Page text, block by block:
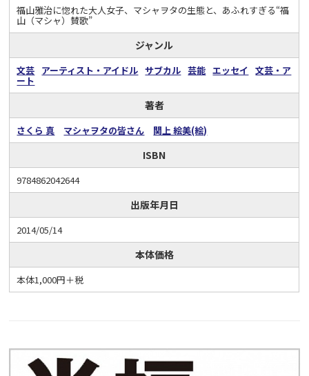
福山雅治に惚れた大人女子、マシャヲタの生態と、あふれすぎる“福
山（マシャ）賛歌”
ジャンル
文芸 アーティスト・アイドル サブカル 芸能 エッセイ 文芸・ア
ート
著者
さくら 真 マシャヲタの皆さん 関上 絵美(絵)
ISBN
9784862042644
出版年月日
2014/05/14
本体価格
本体1,000円＋税